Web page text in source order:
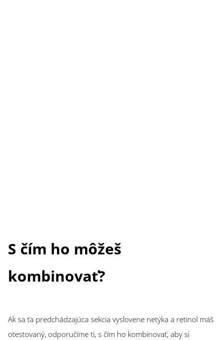
S čím ho môžeš
kombinovať?
Ak sa ťa predchádzajúca sekcia vyslovene netýka a retinol máš
otestovaný, odporučíme ti, s čím ho kombinovať, aby si